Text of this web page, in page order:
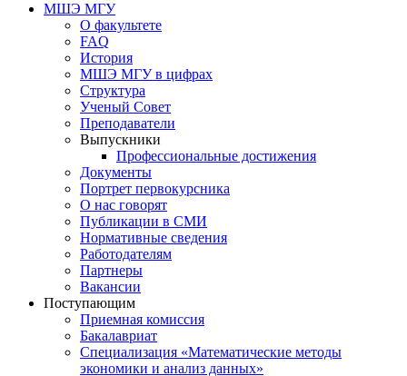
МШЭ МГУ
О факультете
FAQ
История
МШЭ МГУ в цифрах
Структура
Ученый Совет
Преподаватели
Выпускники
Профессиональные достижения
Документы
Портрет первокурсника
О нас говорят
Публикации в СМИ
Нормативные сведения
Работодателям
Партнеры
Вакансии
Поступающим
Приемная комиссия
Бакалавриат
Специализация «Математические методы
экономики и анализ данных»